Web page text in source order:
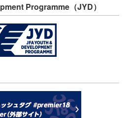
Programme（JYD）